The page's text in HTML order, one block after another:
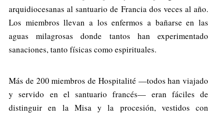
arquidiocesanas al santuario de Francia dos veces al año.
Los miembros llevan a los enfermos a bañarse en las
aguas milagrosas donde tantos han experimentado
sanaciones, tanto físicas como espirituales.
Más de 200 miembros de Hospitalité —todos han viajado
y servido en el santuario francés— eran fáciles de
distinguir en la Misa y la procesión, vestidos con